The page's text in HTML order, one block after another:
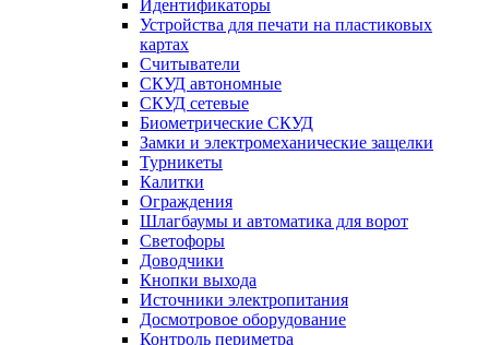
Идентификаторы
Устройства для печати на пластиковых
картах
Считыватели
СКУД автономные
СКУД сетевые
Биометрические СКУД
Замки и электромеханические защелки
Турникеты
Калитки
Ограждения
Шлагбаумы и автоматика для ворот
Светофоры
Доводчики
Кнопки выхода
Источники электропитания
Досмотровое оборудование
Контроль периметра